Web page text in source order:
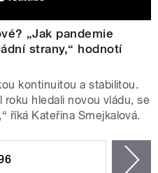
„Jak pandemie
strany,“ hodnotí
kontinuitou a stabilitou.
hledali novou vládu, se
říká Kateřina Smejkalová.